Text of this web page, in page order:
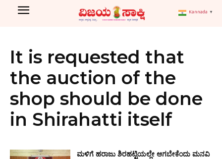
It is requested that
the auction of the
shop should be done
in Shirahatti itself
ಮಳಿಗೆ ಹರಾಜು ಶಿರಹಟ್ಟಿಯಲ್ಲೇ ಆಗಬೇಕೆಂದು ಮನವಿ
Kannada ▼